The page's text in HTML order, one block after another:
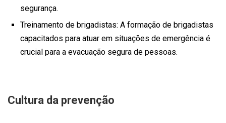
segurança.
Treinamento de brigadistas: A formação de brigadistas
capacitados para atuar em situações de emergência é
crucial para a evacuação segura de pessoas.
Cultura da prevenção